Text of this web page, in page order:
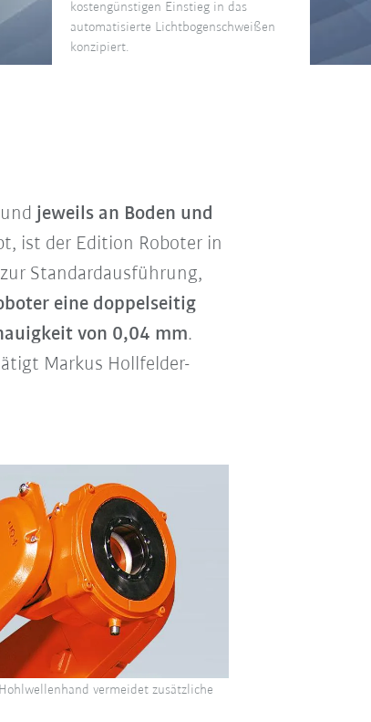
kostengünstigen Einstieg in das
automatisierte Lichtbogenschweißen
konzipiert.
jeweils an Boden und
ist der Edition Roboter in
Standardausführung,
eine doppelseitig
von 0,04 mm.
Markus Hollfelder-
vermeidet zusätzliche